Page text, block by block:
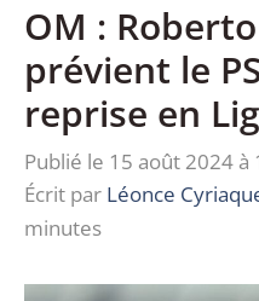
OM :
prévient le
reprise en
Publié le 15 août 2024 à
Écrit par Léonce
minutes